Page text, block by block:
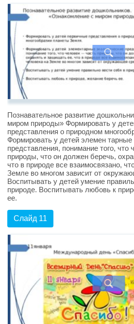
Познавательное развитие
миром природы» Формировать у
представления о природном
Формировать у детей элемен тарные
представления, понимание того, что
природы, что он должен беречь,
что в природе все взаимосвязано,
Земле во многом зависит от
Воспитывать у детей умение
природе. Воспитывать любовь к
ее.
Слайд 11